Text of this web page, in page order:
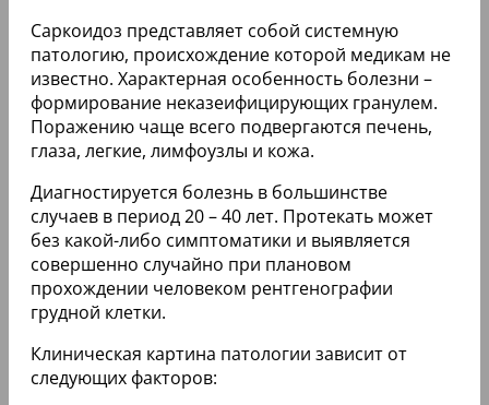
Саркоидоз представляет собой системную
патологию, происхождение которой медикам не
известно. Характерная особенность болезни –
формирование неказеифицирующих гранулем.
Поражению чаще всего подвергаются печень,
глаза, легкие, лимфоузлы и кожа.
Диагностируется болезнь в большинстве
случаев в период 20 – 40 лет. Протекать может
без какой-либо симптоматики и выявляется
совершенно случайно при плановом
прохождении человеком рентгенографии
грудной клетки.
Клиническая картина патологии зависит от
следующих факторов: